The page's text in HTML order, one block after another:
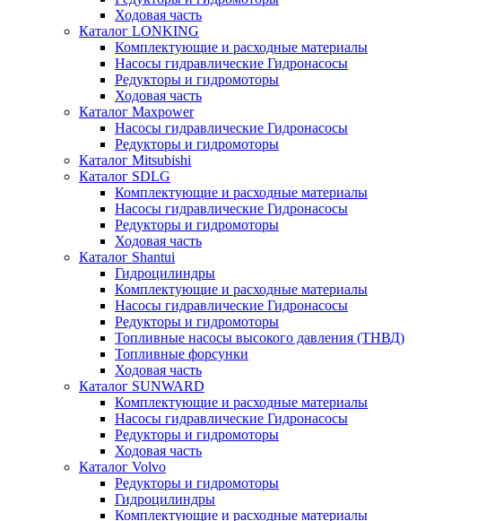
Ходовая часть
Каталог LONKING
Комплектующие и расходные материалы
Насосы гидравлические Гидронасосы
Редукторы и гидромоторы
Ходовая часть
Каталог Maxpower
Насосы гидравлические Гидронасосы
Редукторы и гидромоторы
Каталог Mitsubishi
Каталог SDLG
Комплектующие и расходные материалы
Насосы гидравлические Гидронасосы
Редукторы и гидромоторы
Ходовая часть
Каталог Shantui
Гидроцилиндры
Комплектующие и расходные материалы
Насосы гидравлические Гидронасосы
Редукторы и гидромоторы
Топливные насосы высокого давления (ТНВД)
Топливные форсунки
Ходовая часть
Каталог SUNWARD
Комплектующие и расходные материалы
Насосы гидравлические Гидронасосы
Редукторы и гидромоторы
Ходовая часть
Каталог Volvo
Редукторы и гидромоторы
Гидроцилиндры
Комплектующие и расходные материалы